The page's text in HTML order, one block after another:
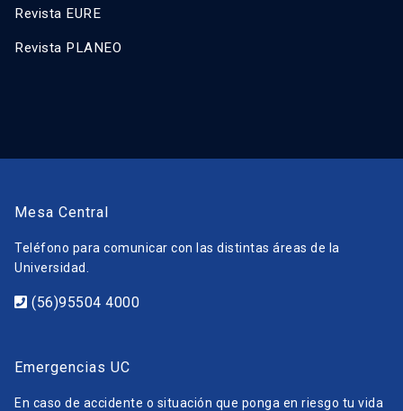
Revista EURE
Revista PLANEO
Mesa Central
Teléfono para comunicar con las distintas áreas de la
Universidad.
(56)95504 4000
Emergencias UC
En caso de accidente o situación que ponga en riesgo tu vida